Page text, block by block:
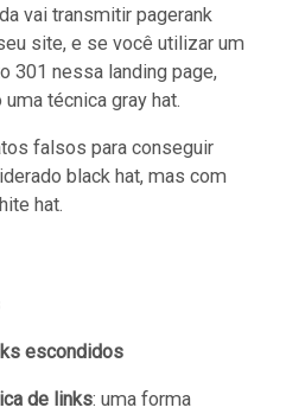
vai transmitir pagerank
site, e se você utilizar um
301 nessa landing page,
técnica gray hat.
falsos para conseguir
black hat, mas com
hat.
escondidos
de links: uma forma